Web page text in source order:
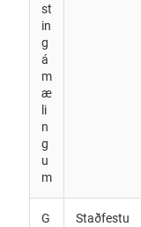
st
in
g
á
m
æ
li
n
g
u
m
G
Staðfestu